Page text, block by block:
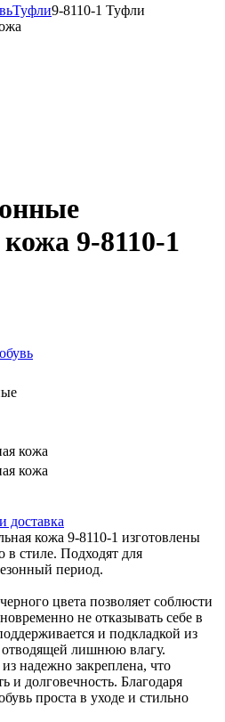
Туфли9-8110-1 Туфли
9-8110-1
кожа
кожа
доставка
кожа 9-8110-1 изготовлены
в стиле. Подходят для
период.
цвета позволяет соблюсти
не отказывать себе в
и подкладкой из
лишнюю влагу.
надежно закреплена, что
и долговечность. Благодаря
проста в уходе и стильно